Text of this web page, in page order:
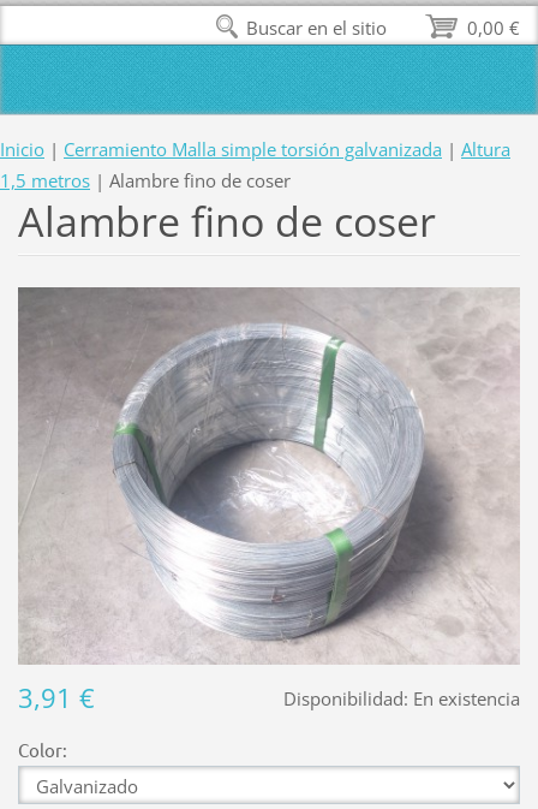
Inicio | Cerramiento Malla simple torsión galvanizada | Altura
1,5 metros | Alambre fino de coser
Alambre fino de coser
Disponibilidad: En existencia
3,91 €
Color:
0,00 €
Buscar en el sitio